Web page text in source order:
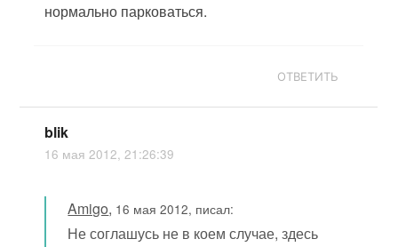
нормально парковаться.
ОТВЕТИТЬ
blik
16 мая 2012, 21:26:39
Amigo, 16 мая 2012, писал:
Не соглашусь не в коем случае, здесь